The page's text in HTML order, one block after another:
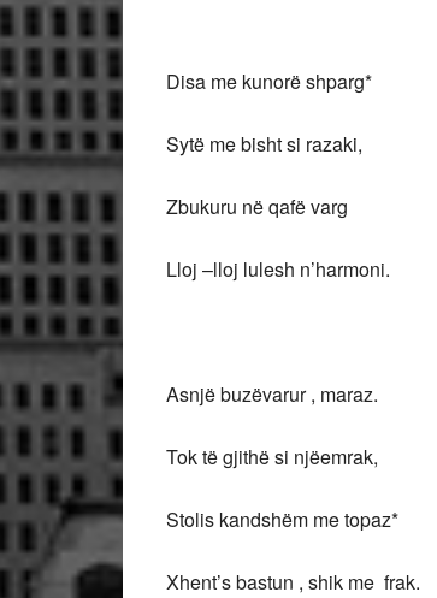
Disa me kunorë shparg*
Sytë me bisht si razaki,
Zbukuru në qafë varg
Lloj –lloj lulesh n’harmoni.
Asnjë buzëvarur , maraz.
Tok të gjithë si njëemrak,
Stolis kandshëm me topaz*
Xhent’s bastun , shik me frak.